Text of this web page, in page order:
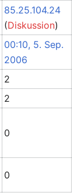
85.25.104.24
(Diskussion)
00:10, 5. Sep.
2006
2
2
0
0